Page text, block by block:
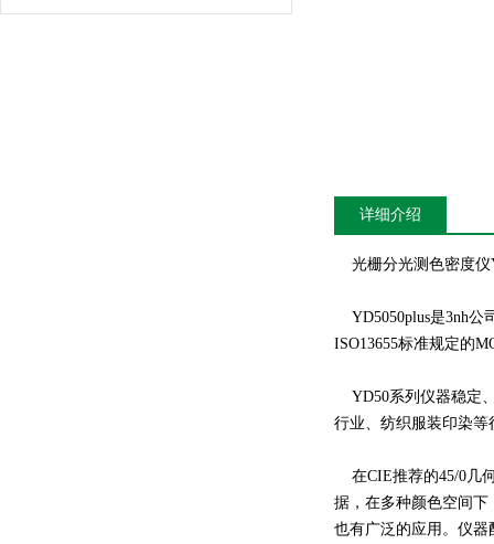
详细介绍
光栅分光测色密度仪
YD5050plus是3nh公
ISO13655标准规定的
YD50系列仪器稳定
行业、纺织服装印染
在CIE推荐的45/0几
据，在多种颜色空间
也有广泛的应用。仪